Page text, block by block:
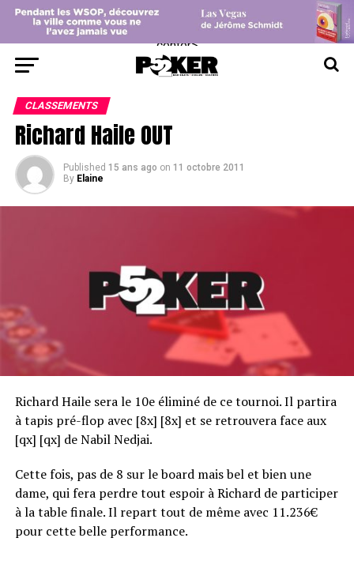
center>
CLASSEMENTS
Richard Haile OUT
Published 15 ans ago on 11 octobre 2011
By Elaine
Richard Haile sera le 10e éliminé de ce tournoi. Il partira
à tapis pré-flop avec [8x] [8x] et se retrouvera face aux
[qx] [qx] de Nabil Nedjai.
Cette fois, pas de 8 sur le board mais bel et bien une
dame, qui fera perdre tout espoir à Richard de participer
à la table finale. Il repart tout de même avec 11.236€
pour cette belle performance.